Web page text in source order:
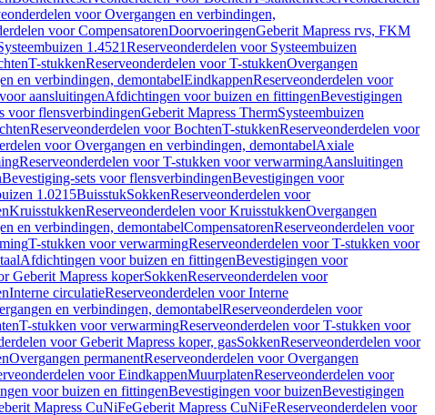
voor Overgangen en verbindingen,
voor CompensatorenDoorvoeringenGeberit Mapress rvs, FKM
1.4521Reserveonderdelen voor Systeembuizen
T-stukkenReserveonderdelen voor T-stukkenOvergangen
en verbindingen, demontabelEindkappenReserveonderdelen voor
aansluitingenAfdichtingen voor buizen en fittingenBevestigingen
voor flensverbindingenGeberit Mapress ThermSysteembuizen
Reserveonderdelen voor BochtenT-stukkenReserveonderdelen voor
voor Overgangen en verbindingen, demontabelAxiale
Reserveonderdelen voor T-stukken voor verwarmingAansluitingen
Bevestiging-sets voor flensverbindingenBevestigingen voor
1.0215BuisstukSokkenReserveonderdelen voor
KruisstukkenReserveonderdelen voor KruisstukkenOvergangen
en verbindingen, demontabelCompensatorenReserveonderdelen voor
T-stukken voor verwarmingReserveonderdelen voor T-stukken voor
Afdichtingen voor buizen en fittingenBevestigingen voor
Geberit Mapress koperSokkenReserveonderdelen voor
Interne circulatieReserveonderdelen voor Interne
en verbindingen, demontabelReserveonderdelen voor
T-stukken voor verwarmingReserveonderdelen voor T-stukken voor
voor Geberit Mapress koper, gasSokkenReserveonderdelen voor
Overgangen permanentReserveonderdelen voor Overgangen
voor EindkappenMuurplatenReserveonderdelen voor
voor buizen en fittingenBevestigingen voor buizenBevestigingen
Mapress CuNiFeGeberit Mapress CuNiFeReserveonderdelen voor